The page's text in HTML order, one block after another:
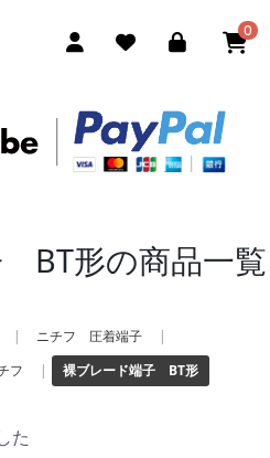
0
BT形の商品一覧
| ニチフ 圧着端子
|
フ
| 裸ブレード端子 BT形
た